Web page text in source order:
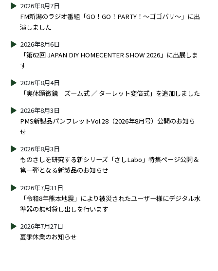
FM新潟のラジオ番組「GO！GO！PARTY！～ゴゴパリ～」に出
演しました
2026年8月7日
「第62回 JAPAN DIY HOMECENTER SHOW 2026」に出展しま
す
2026年8月6日
「実体顕微鏡 ズーム式 ／ ターレット変倍式」を追加しました
2026年8月4日
PMS新製品パンフレットVol.28（2026年8月号）公開のお知ら
せ
2026年8月3日
ものさしを研究する新シリーズ「さしLabo」特集ページ公開＆
第一弾となる新製品のお知らせ
2026年8月3日
「令和8年熊本地震」により被災されたユーザー様にデジタル水
準器の無料貸し出しを行います
2026年7月31日
夏季休業のお知らせ
2026年7月27日